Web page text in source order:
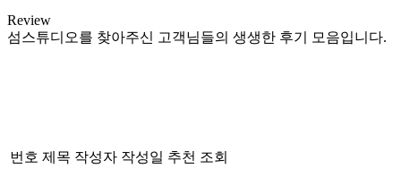
Review
섬스튜디오를 찾아주신 고객님들의 생생한 후기 모음입니다.
번호 제목 작성자 작성일 추천 조회